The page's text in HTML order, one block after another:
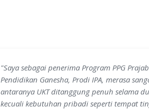
"Saya sebagai penerima Program PPG
Pendidikan Ganesha, Prodi IPA, merasa
antaranya UKT ditanggung penuh selama
kecuali kebutuhan pribadi seperti tempat